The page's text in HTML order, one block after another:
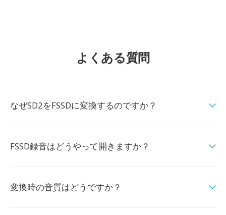
よくある質問
なぜSD2をFSSDに変換するのですか？
FSSD録音はどうやって開きますか？
変換時の音質はどうですか？